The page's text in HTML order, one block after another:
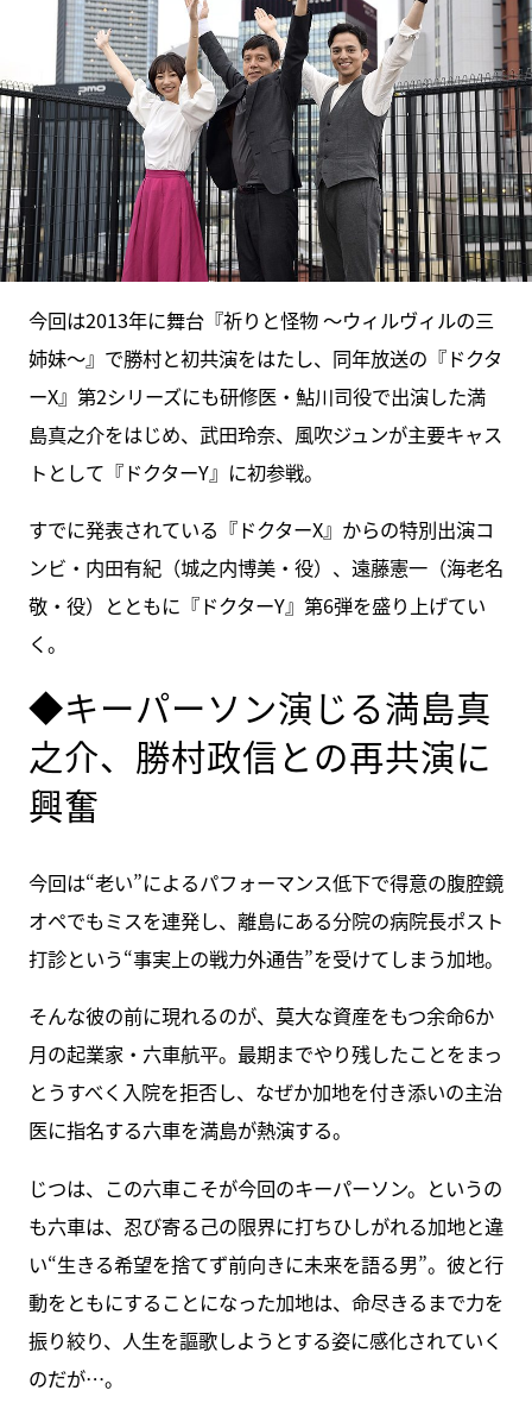
今回は2013年に舞台『祈りと怪物 〜ウィルヴィルの三
姉妹～』で勝村と初共演をはたし、同年放送の『ドクタ
ーX』第2シリーズにも研修医・鮎川司役で出演した満
島真之介をはじめ、武田玲奈、風吹ジュンが主要キャス
トとして『ドクターY』に初参戦。
すでに発表されている『ドクターX』からの特別出演コ
ンビ・内田有紀（城之内博美・役）、遠藤憲一（海老名
敬・役）とともに『ドクターY』第6弾を盛り上げてい
く。
◆キーパーソン演じる満島真
之介、勝村政信との再共演に
興奮
今回は“老い”によるパフォーマンス低下で得意の腹腔鏡
オペでもミスを連発し、離島にある分院の病院長ポスト
打診という“事実上の戦力外通告”を受けてしまう加地。
そんな彼の前に現れるのが、莫大な資産をもつ余命6か
月の起業家・六車航平。最期までやり残したことをまっ
とうすべく入院を拒否し、なぜか加地を付き添いの主治
医に指名する六車を満島が熱演する。
じつは、この六車こそが今回のキーパーソン。というの
も六車は、忍び寄る己の限界に打ちひしがれる加地と違
い“生きる希望を捨てず前向きに未来を語る男”。彼と行
動をともにすることになった加地は、命尽きるまで力を
振り絞り、人生を謳歌しようとする姿に感化されていく
のだが…。